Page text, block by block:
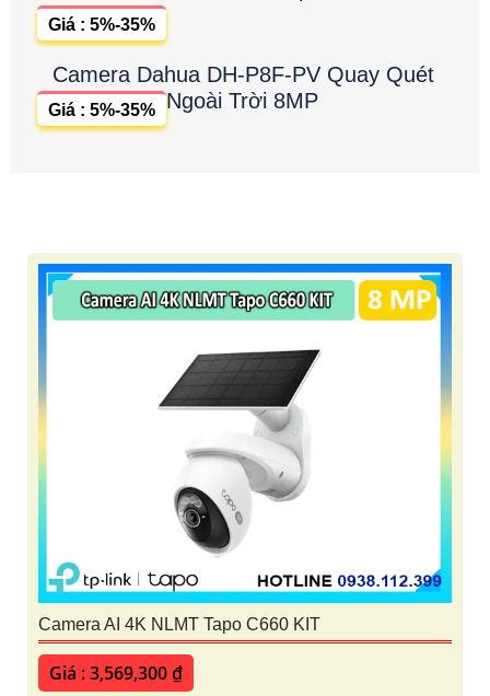
Giá : 5%-35%
Camera Dahua DH-P8F-PV Quay Quét
Ngoài Trời 8MP
Giá : 5%-35%
Camera AI 4K NLMT Tapo C660 KIT
Giá : 3,569,300 ₫